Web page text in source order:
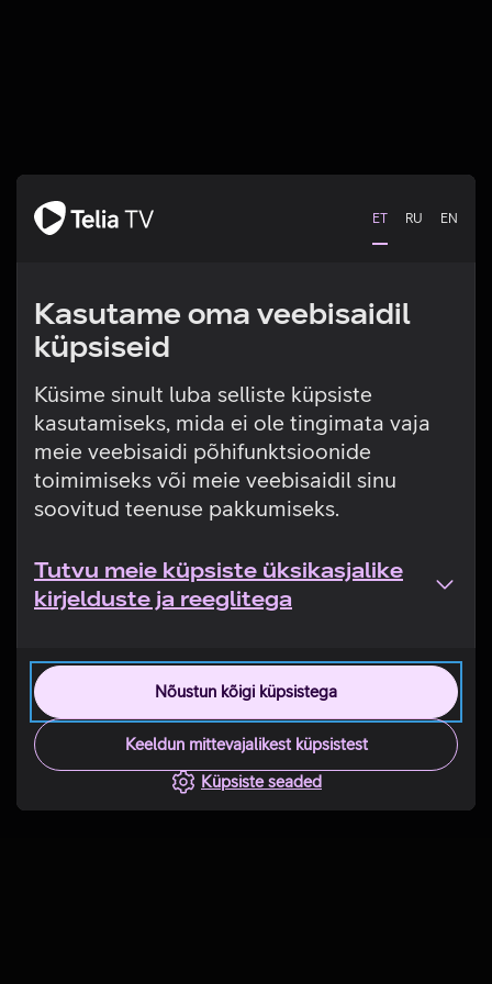
ET RU EN
Kasutame oma veebisaidil
küpsiseid
Küsime sinult luba selliste küpsiste
kasutamiseks, mida ei ole tingimata vaja
meie veebisaidi põhifunktsioonide
toimimiseks või meie veebisaidil sinu
soovitud teenuse pakkumiseks.
Tutvu meie küpsiste üksikasjalike
kirjelduste ja reeglitega
Nõustun kõigi küpsistega
Keeldun mittevajalikest küpsistest
Küpsiste seaded
Tehniline viga